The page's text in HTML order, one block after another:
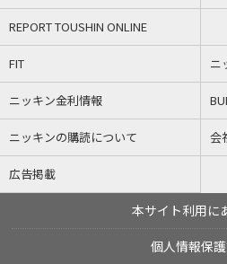
REPORT TOUSHIN ONLINE
FIT ニ
ニッキン金利情報
ニッキンの購読について 会
広告掲載
本サイト利用に
個人情報保